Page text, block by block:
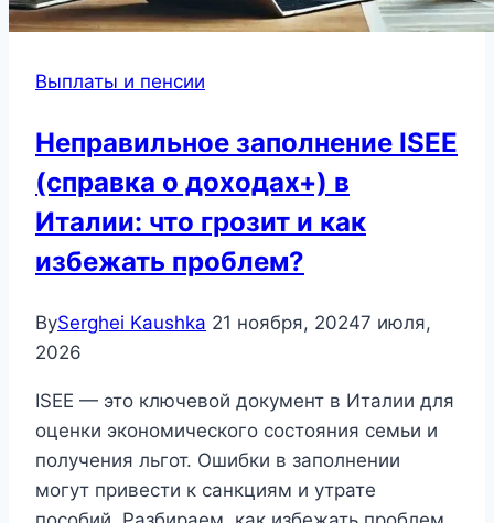
Выплаты и пенсии
Неправильное заполнение ISEE
(справка о доходах+) в
Италии: что грозит и как
избежать проблем?
BySerghei Kaushka 21 ноября, 20247 июля,
2026
ISEE — это ключевой документ в Италии для
оценки экономического состояния семьи и
получения льгот. Ошибки в заполнении
могут привести к санкциям и утрате